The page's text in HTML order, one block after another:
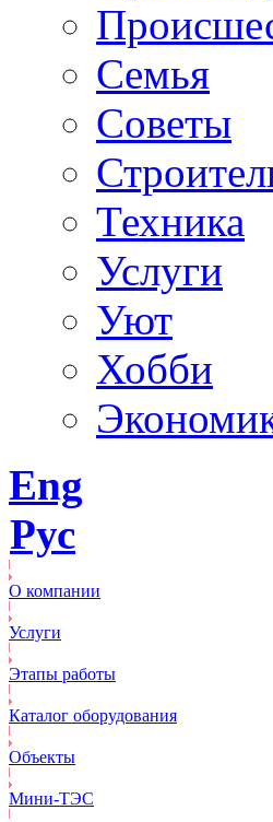
Семья
Советы
Техника
Услуги
Уют
Хобби
Eng
Рус
О компании
Услуги
Этапы работы
Каталог оборудования
Объекты
Mини-ТЭС